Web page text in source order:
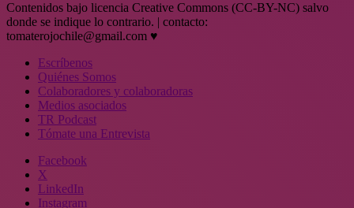
Contenidos bajo licencia Creative Commons (CC-BY-NC) salvo
donde se indique lo contrario. | contacto:
tomaterojochile@gmail.com ♥
Escríbenos
Quiénes Somos
Colaboradores y colaboradoras
Medios asociados
TR Podcast
Tómate una Entrevista
Facebook
X
LinkedIn
Instagram